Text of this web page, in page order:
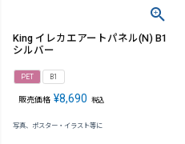
King イレカエアートパネル(N) B1
シルバー
PET B1
販売価格 ¥8,690 税込
写真、ポスター・イラスト等に